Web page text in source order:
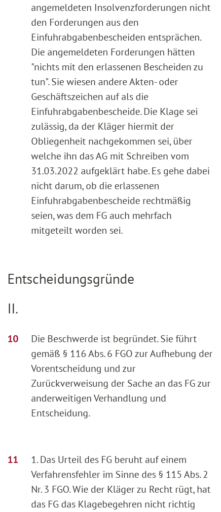
angemeldeten Insolvenzforderungen nicht
den Forderungen aus den
Einfuhrabgabenbescheiden entsprächen.
Die angemeldeten Forderungen hätten
"nichts mit den erlassenen Bescheiden zu
tun". Sie wiesen andere Akten- oder
Geschäftszeichen auf als die
Einfuhrabgabenbescheide. Die Klage sei
zulässig, da der Kläger hiermit der
Obliegenheit nachgekommen sei, über
welche ihn das AG mit Schreiben vom
31.03.2022 aufgeklärt habe. Es gehe dabei
nicht darum, ob die erlassenen
Einfuhrabgabenbescheide rechtmäßig
seien, was dem FG auch mehrfach
mitgeteilt worden sei.
Entscheidungsgründe
II.
Die Beschwerde ist begründet. Sie führt
gemäß § 116 Abs. 6 FGO zur Aufhebung der
Vorentscheidung und zur
Zurückverweisung der Sache an das FG zur
anderweitigen Verhandlung und
Entscheidung.
1. Das Urteil des FG beruht auf einem
Verfahrensfehler im Sinne des § 115 Abs. 2
Nr. 3 FGO. Wie der Kläger zu Recht rügt, hat
das FG das Klagebegehren nicht richtig